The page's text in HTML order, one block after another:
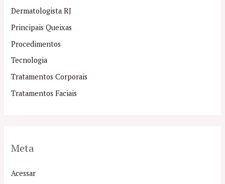
Dermatologista RJ
Principais Queixas
Procedimentos
Tecnologia
Tratamentos Corporais
Tratamentos Faciais
Meta
Acessar